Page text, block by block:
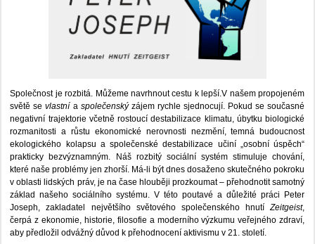
Společnost je rozbitá. Můžeme navrhnout cestu k lepší.V našem propojeném
světě sevlastní a společenskýzájem rychle sjednocují. Pokud se současné
negativní trajektorie včetně rostoucí destabilizace klimatu, úbytku biologické
rozmanitosti a růstu ekonomické nerovnosti nezmění, temná budoucnost
ekologického kolapsu a společenské destabilizace učiní „osobní úspěch“
prakticky bezvýznamným. Náš rozbitý sociální systém stimuluje chování,
které naše problémy jen zhorší. Má-li být dnes dosaženo skutečného pokroku
v oblasti lidských práv, je na čase hlouběji prozkoumat – přehodnotit samotný
základ našeho sociálního systému. V této poutavé a důležité práci Peter
Joseph, zakladatel největšího světového společenského hnutíZeitgeist,
čerpá z ekonomie, historie, filosofie a moderního výzkumu veřejného zdraví,
aby předložil odvážný důvod k přehodnocení aktivismu v 21. století.